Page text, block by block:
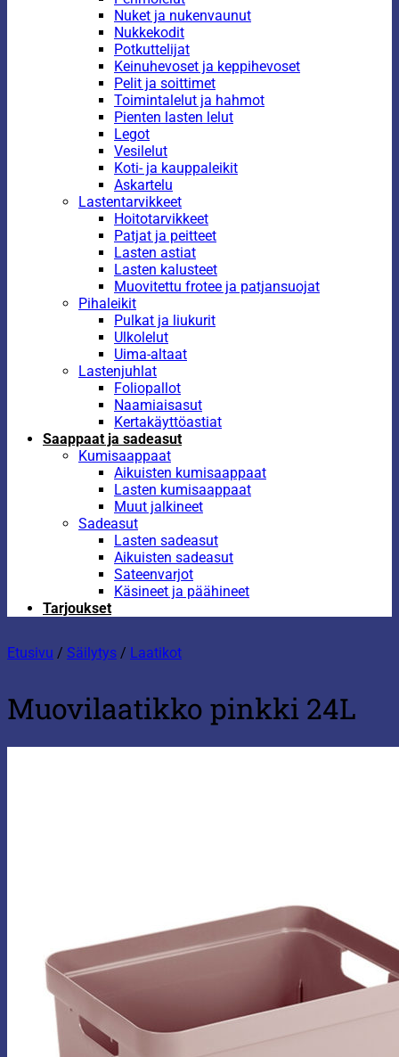
Nuket ja nukenvaunut
Nukkekodit
Potkuttelijat
Keinuhevoset ja keppihevoset
Pelit ja soittimet
Toimintalelut ja hahmot
Pienten lasten lelut
Legot
Vesilelut
Koti- ja kauppaleikit
Askartelu
Lastentarvikkeet
Hoitotarvikkeet
Patjat ja peitteet
Lasten astiat
Lasten kalusteet
Muovitettu frotee ja patjansuojat
Pihaleikit
Pulkat ja liukurit
Ulkolelut
Uima-altaat
Lastenjuhlat
Foliopallot
Naamiaisasut
Kertakäyttöastiat
Saappaat ja sadeasut
Kumisaappaat
Aikuisten kumisaappaat
Lasten kumisaappaat
Muut jalkineet
Sadeasut
Lasten sadeasut
Aikuisten sadeasut
Sateenvarjot
Käsineet ja päähineet
Tarjoukset
Etusivu / Säilytys / Laatikot
Muovilaatikko pinkki 24L